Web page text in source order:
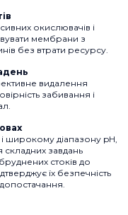
окислювачів і
мембрани з
без втрати ресурсу.
видалення
забивання і
широкому діапазону pH,
складних завдань
стоків до
їх безпечність